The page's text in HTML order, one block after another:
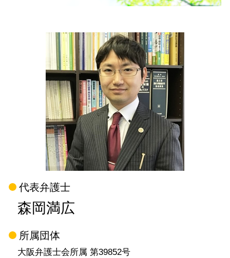
代表弁護士
森岡満広
所属団体
大阪弁護士会所属 第39852号